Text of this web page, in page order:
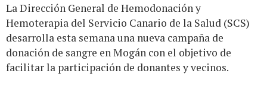
La Dirección General de Hemodonación y
Hemoterapia del Servicio Canario de la Salud (SCS)
desarrolla esta semana una nueva campaña de
donación de sangre en Mogán con el objetivo de
facilitar la participación de donantes y vecinos.